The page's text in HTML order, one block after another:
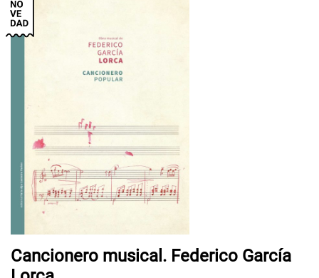
Cancionero musical. Federico García